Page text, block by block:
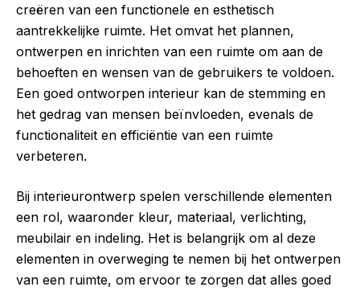
creëren van een functionele en esthetisch
aantrekkelijke ruimte. Het omvat het plannen,
ontwerpen en inrichten van een ruimte om aan de
behoeften en wensen van de gebruikers te voldoen.
Een goed ontworpen interieur kan de stemming en
het gedrag van mensen beïnvloeden, evenals de
functionaliteit en efficiëntie van een ruimte
verbeteren.
Bij interieurontwerp spelen verschillende elementen
een rol, waaronder kleur, materiaal, verlichting,
meubilair en indeling. Het is belangrijk om al deze
elementen in overweging te nemen bij het ontwerpen
van een ruimte, om ervoor te zorgen dat alles goed